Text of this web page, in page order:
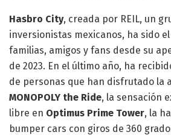
Hasbro City, creada por REIL, un
inversionistas mexicanos, ha sido
familias, amigos y fans desde su
de 2023. En el último año, ha
de personas que han disfrutado la
MONOPOLY the Ride, la sensación
libre en Optimus Prime Tower, la
bumper cars con giros de 360